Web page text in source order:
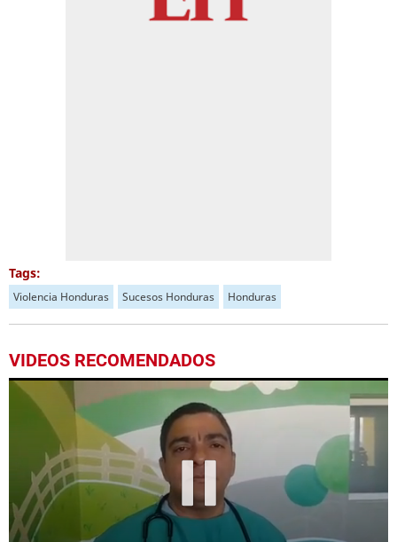
Tags:
Violencia Honduras Sucesos Honduras Honduras
VIDEOS RECOMENDADOS